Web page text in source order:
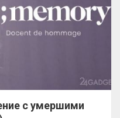
с умершими